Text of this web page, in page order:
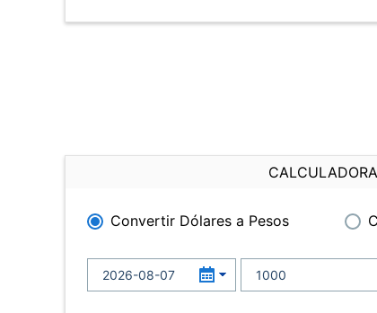
CALCULADORA
Convertir Dólares a Pesos